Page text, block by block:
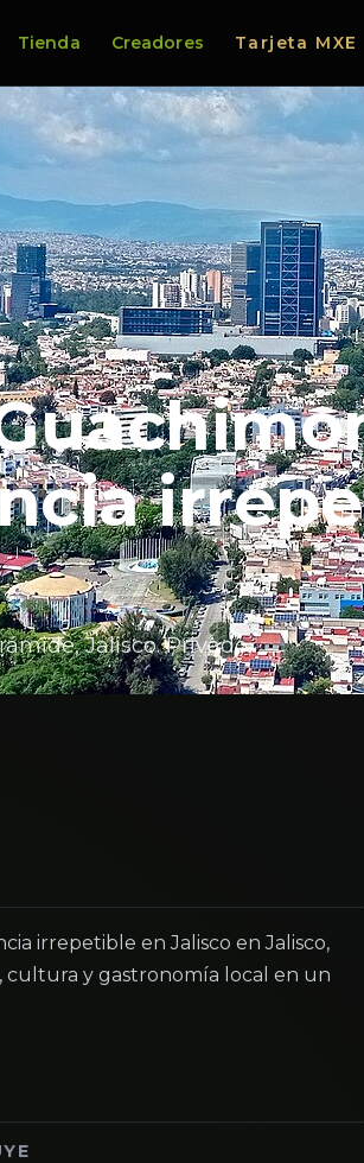
Tienda Creadores Tarjeta MXE
Jalisco. Privado,
irrepetible en Jalisco en Jalisco,
cultura y gastronomía local en un